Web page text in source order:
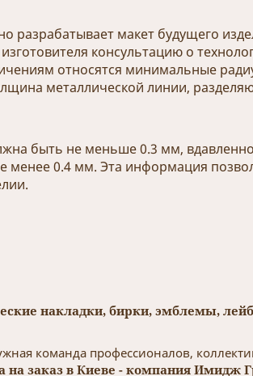
разрабатывает макет будущего
консультацию о
относятся минимальные
металлической линии,
быть не меньше 0.3 мм,
менее 0.4 мм. Эта информация
накладки, бирки, эмблемы,
команда профессионалов,
на заказ в Киеве - компания Имидж